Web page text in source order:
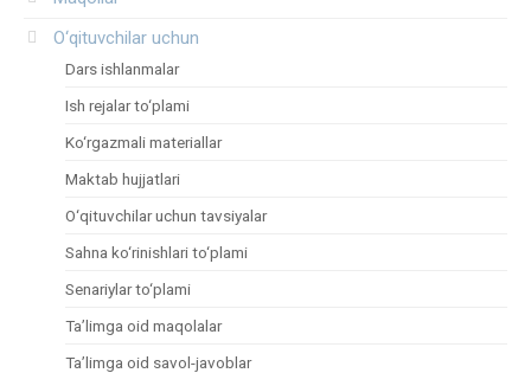
O‘qituvchilar uchun
Dars ishlanmalar
Ish rejalar to‘plami
Ko‘rgazmali materiallar
Maktab hujjatlari
O‘qituvchilar uchun tavsiyalar
Sahna ko‘rinishlari to‘plami
Senariylar to‘plami
Ta’limga oid maqolalar
Ta’limga oid savol-javoblar